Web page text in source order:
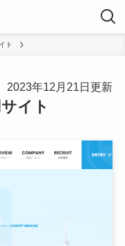
ト
2023年12月21日更新
イト